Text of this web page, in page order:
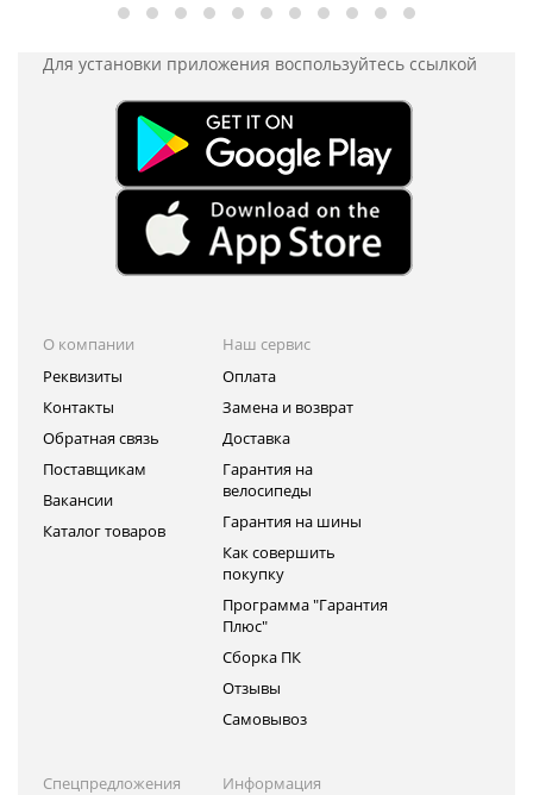
Для установки приложения воспользуйтесь ссылкой
О компании
Реквизиты
Контакты
Обратная связь
Поставщикам
Вакансии
Каталог товаров
Наш сервис
Оплата
Замена и возврат
Доставка
Гарантия на
велосипеды
Гарантия на шины
Как совершить
покупку
Программа "Гарантия
Плюс"
Сборка ПК
Отзывы
Самовывоз
Спецпредложения
Информация